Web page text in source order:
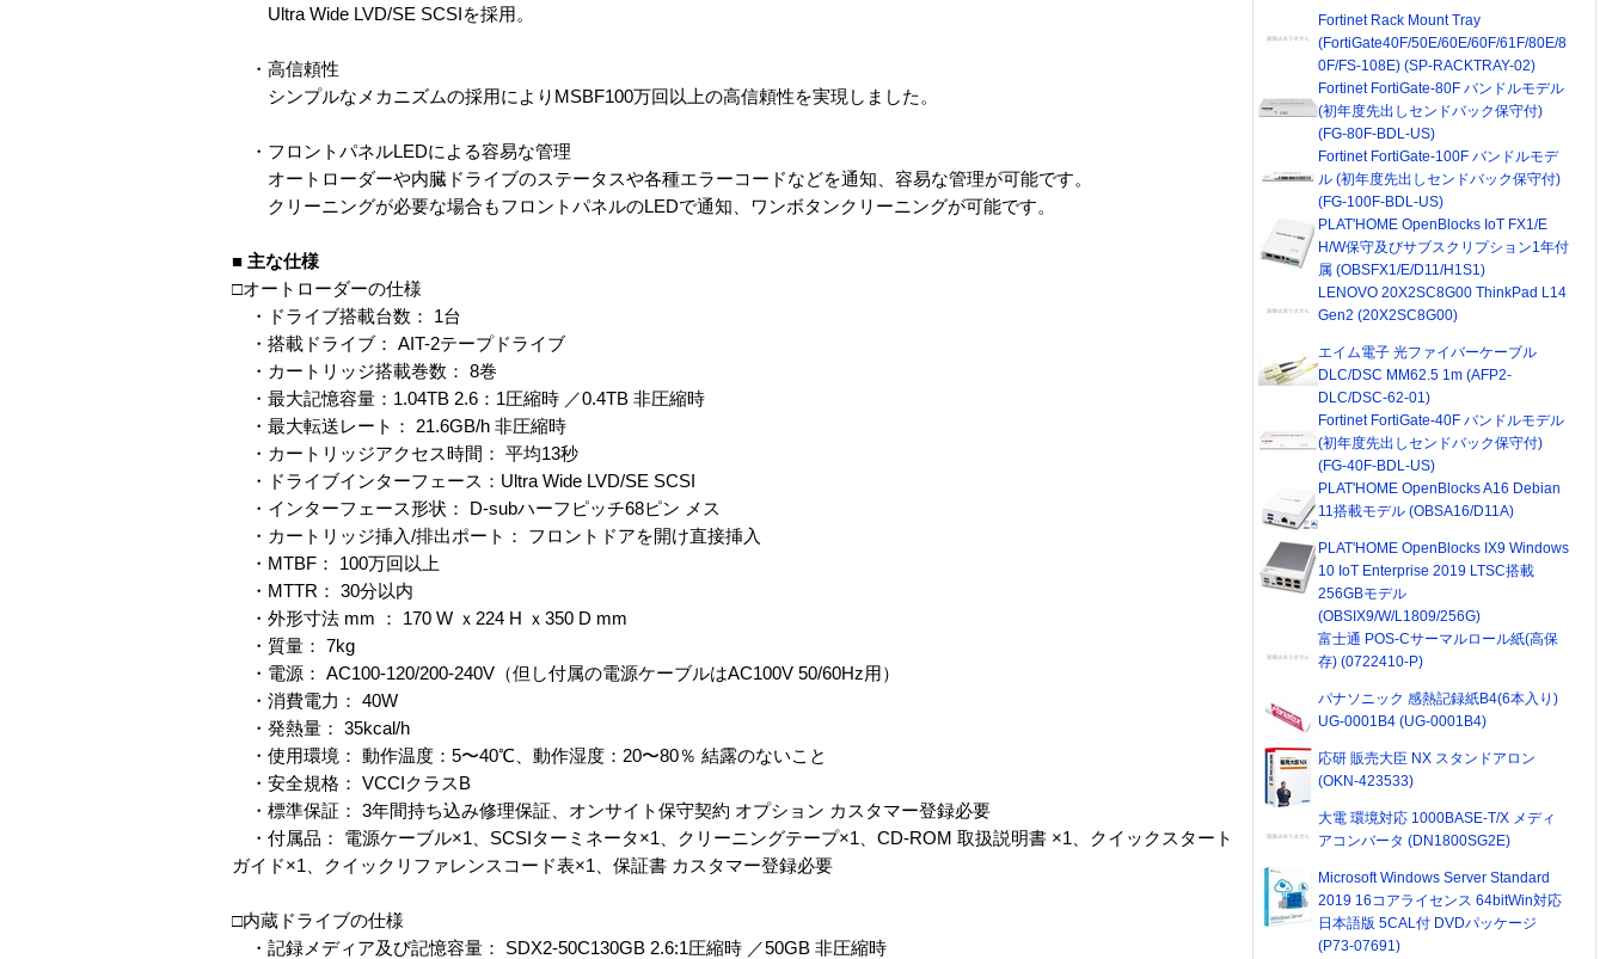
Ultra Wide LVD/SE SCSIを採用。
・高信頼性
シンプルなメカニズムの採用によりMSBF100万回以上の高信頼性を実現しました。
・フロントパネルLEDによる容易な管理
オートローダーや内臓ドライブのステータスや各種エラーコードなどを通知、容易な管理が可能です。
クリーニングが必要な場合もフロントパネルのLEDで通知、ワンボタンクリーニングが可能です。
■ 主な仕様
□オートローダーの仕様
・ドライブ搭載台数： 1台
・搭載ドライブ： AIT-2テープドライブ
・カートリッジ搭載巻数： 8巻
・最大記憶容量：1.04TB 2.6：1圧縮時 ／0.4TB 非圧縮時
・最大転送レート： 21.6GB/h 非圧縮時
・カートリッジアクセス時間： 平均13秒
・ドライブインターフェース：Ultra Wide LVD/SE SCSI
・インターフェース形状： D-subハーフピッチ68ピン メス
・カートリッジ挿入/排出ポート： フロントドアを開け直接挿入
・MTBF： 100万回以上
・MTTR： 30分以内
・外形寸法 mm ： 170 W ｘ224 H ｘ350 D mm
・質量： 7kg
・電源： AC100-120/200-240V（但し付属の電源ケーブルはAC100V 50/60Hz用）
・消費電力： 40W
・発熱量： 35kcal/h
・使用環境： 動作温度：5〜40℃、動作湿度：20〜80％ 結露のないこと
・安全規格： VCCIクラスB
・標準保証： 3年間持ち込み修理保証、オンサイト保守契約 オプション カスタマー登録必要
・付属品： 電源ケーブル×1、SCSIターミネータ×1、クリーニングテープ×1、CD-ROM 取扱説明書 ×1、クイックスタート
ガイド×1、クイックリファレンスコード表×1、保証書 カスタマー登録必要
□内蔵ドライブの仕様
・記録メディア及び記憶容量： SDX2-50C130GB 2.6:1圧縮時 ／50GB 非圧縮時
Fortinet Rack Mount Tray
(FortiGate40F/50E/60E/60F/61F/80E/8
0F/FS-108E) (SP-RACKTRAY-02)
Fortinet FortiGate-80F バンドルモデル
(初年度先出しセンドバック保守付)
(FG-80F-BDL-US)
Fortinet FortiGate-100F バンドルモデ
ル (初年度先出しセンドバック保守付)
(FG-100F-BDL-US)
PLAT'HOME OpenBlocks IoT FX1/E
H/W保守及びサブスクリプション1年付
属 (OBSFX1/E/D11/H1S1)
LENOVO 20X2SC8G00 ThinkPad L14
Gen2 (20X2SC8G00)
エイム電子 光ファイバーケーブル
DLC/DSC MM62.5 1m (AFP2-
DLC/DSC-62-01)
Fortinet FortiGate-40F バンドルモデル
(初年度先出しセンドバック保守付)
(FG-40F-BDL-US)
PLAT'HOME OpenBlocks A16 Debian
11搭載モデル (OBSA16/D11A)
PLAT'HOME OpenBlocks IX9 Windows
10 IoT Enterprise 2019 LTSC搭載
256GBモデル
(OBSIX9/W/L1809/256G)
富士通 POS-Cサーマルロール紙(高保
存) (0722410-P)
パナソニック 感熱記録紙B4(6本入り)
UG-0001B4 (UG-0001B4)
応研 販売大臣 NX スタンドアロン
(OKN-423533)
大電 環境対応 1000BASE-T/X メディ
アコンバータ (DN1800SG2E)
Microsoft Windows Server Standard
2019 16コアライセンス 64bitWin対応
日本語版 5CAL付 DVDパッケージ
(P73-07691)